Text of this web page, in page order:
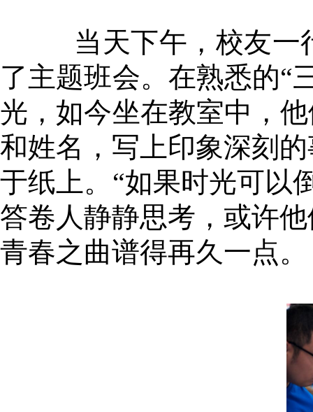
当天下午，校友
了主题班会。 在熟悉的“
光，如今坐在教室中，
和姓名，写上印象深刻
于纸上。“如果时光可以
答卷人静静思考，或许
青春之曲谱得再久一点。